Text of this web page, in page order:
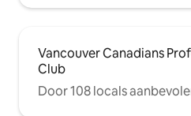
Vancouver Canadians
Club
Door 108 locals